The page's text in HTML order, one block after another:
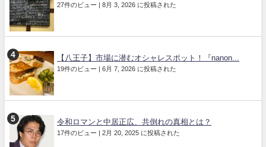
27件のビュー | 8月 3, 2026 に投稿された
【八王子】市場に潜むオシャレスポット！『nanon...
19件のビュー | 6月 7, 2026 に投稿された
令和ロマンと中居正広、共倒れの真相とは？
17件のビュー | 2月 20, 2025 に投稿された